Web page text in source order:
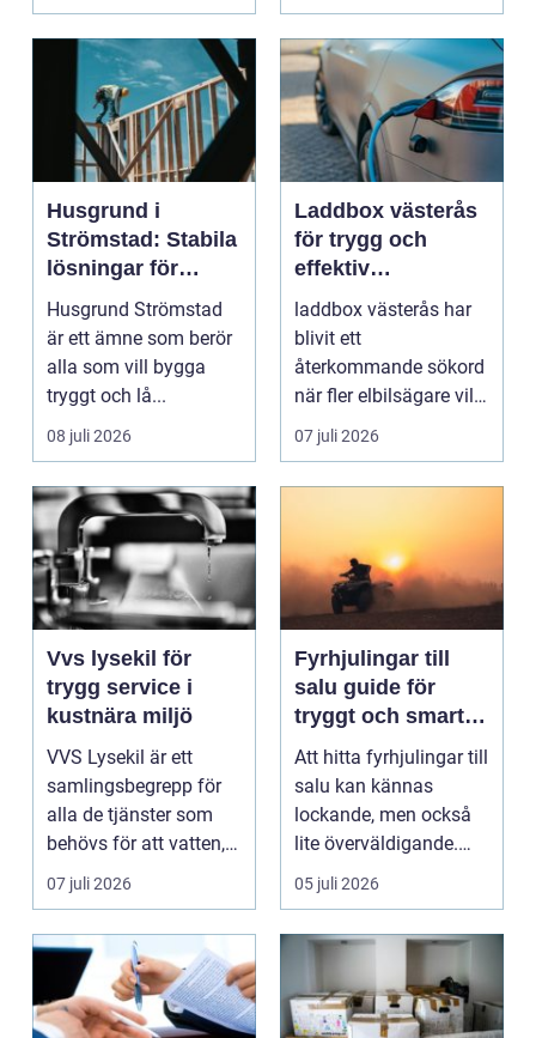
Husgrund i
Strömstad: Stabila
lösningar för
boende vid kusten
Husgrund Strömstad
är ett ämne som berör
alla som vill bygga
tryggt och lå...
08 juli 2026
Laddbox västerås
för trygg och
effektiv
hemmaladdning
laddbox västerås har
blivit ett
återkommande sökord
när fler elbilsägare vill
ladda hemma på ett
säk...
07 juli 2026
Vvs lysekil för
trygg service i
kustnära miljö
VVS Lysekil är ett
samlingsbegrepp för
alla de tjänster som
behövs för att vatten,
värme och avlopp ...
07 juli 2026
Fyrhjulingar till
salu guide för
tryggt och smart
köp
Att hitta fyrhjulingar till
salu kan kännas
lockande, men också
lite överväldigande.
Utbudet är stor...
05 juli 2026